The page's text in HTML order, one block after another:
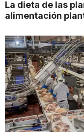
La dieta de las
alimentación